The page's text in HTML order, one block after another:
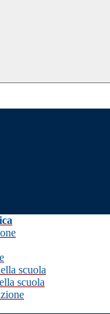
scuola
scuola